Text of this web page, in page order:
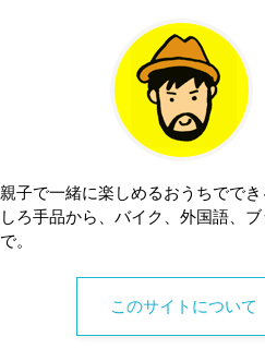
親子で一緒に楽しめるおうちでで
しろ手品から、バイク、外国語、ブ
で。
このサイトについて